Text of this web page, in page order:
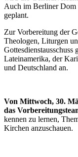
Auch im Berliner Dom
geplant.
Zur Vorbereitung der
Theologen, Liturgen
Lateinamerika, der
und Deutschland an.
Von Mittwoch, 30.
das
kennen zu lernen,
Kirchen anzuschauen.